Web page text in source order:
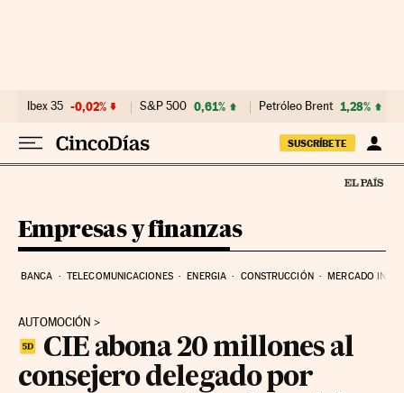
Ibex 35 -0,02% S&P 500 0,61% Petróleo Brent 1,28%
SUSCRÍBETE
Empresas y finanzas
BANCA TELECOMUNICACIONES ENERGIA CONSTRUCCIÓN MERCADO
AUTOMOCIÓN
CIE abona 20 millones al
consejero delegado por